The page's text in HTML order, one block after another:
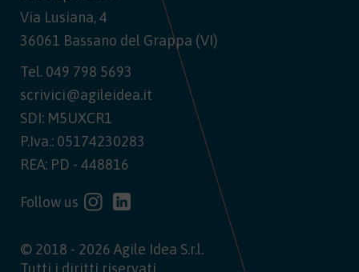
Via Lusiana, 4
36061 Bassano del Grappa (VI)
Tel. 049 798 5693
scrivici@agileidea.it
SDI: M5UXCR1
P.Iva.: 05174230283
REA: PD - 448816
Follow us
© 2018 - 2026 Agile Idea S.r.l.
Tutti i diritti riservati